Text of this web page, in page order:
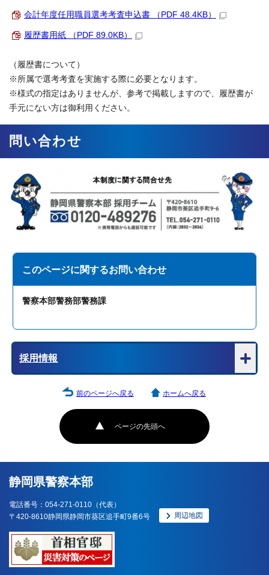
会計年度任用職員選考考査申込書 （PDF 48.4KB）
履歴書用紙 （PDF 89.0KB）
（履歴書について）
※所属で選考考査を実施する際に必要となります。
※様式の指定はありませんが、参考で掲載しますので、履歴書が
手元にない方は御利用ください。
問い合わせ
このページに関するお問い合わせ
警察本部警務部警務課
採用情報
ページの先頭へ
前のページへ戻る ホームへ戻る
静岡県警察本部
電話番号：054-271-0110（代表）
〒420-8610静岡県静岡市葵区追手町9番6号
周辺地図